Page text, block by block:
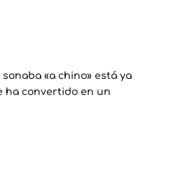
«a chino» está ya
ha convertido en un